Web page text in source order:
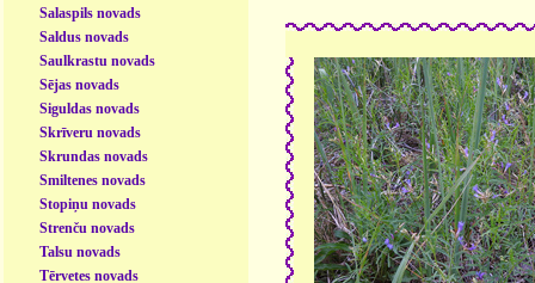
Salaspils novads
Saldus novads
Saulkrastu novads
Sējas novads
Siguldas novads
Skrīveru novads
Skrundas novads
Smiltenes novads
Stopiņu novads
Strenču novads
Talsu novads
Tērvetes novads